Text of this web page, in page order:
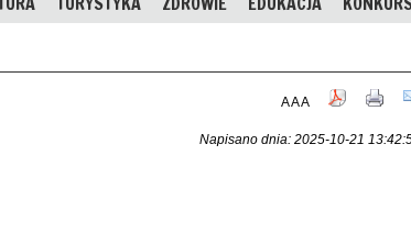
AAA
Napisano dnia: 2025-10-21